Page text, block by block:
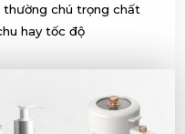
thường chú trọng chất
hay tốc độ